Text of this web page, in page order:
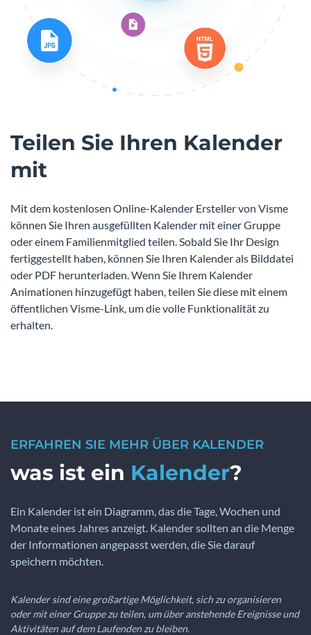
Teilen Sie Ihren Kalender
mit
Mit dem kostenlosen Online-Kalender Ersteller von Visme
können Sie Ihren ausgefüllten Kalender mit einer Gruppe
oder einem Familienmitglied teilen. Sobald Sie Ihr Design
fertiggestellt haben, können Sie Ihren Kalender als Bilddatei
oder PDF herunterladen. Wenn Sie Ihrem Kalender
Animationen hinzugefügt haben, teilen Sie diese mit einem
öffentlichen Visme-Link, um die volle Funktionalität zu
erhalten.
ERFAHREN SIE MEHR ÜBER KALENDER
was ist ein Kalender?
Ein Kalender ist ein Diagramm, das die Tage, Wochen und
Monate eines Jahres anzeigt. Kalender sollten an die Menge
der Informationen angepasst werden, die Sie darauf
speichern möchten.
Kalender sind eine großartige Möglichkeit, sich zu organisieren
oder mit einer Gruppe zu teilen, um über anstehende Ereignisse und
Aktivitäten auf dem Laufenden zu bleiben.